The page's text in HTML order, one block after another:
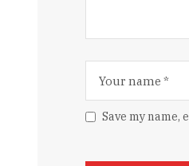
Save my name,